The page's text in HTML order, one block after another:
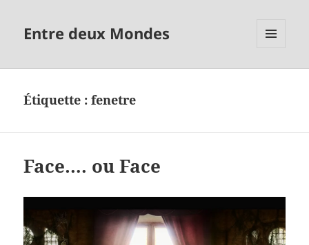
Entre deux Mondes
Étiquette :fenetre
Face…. ou Face